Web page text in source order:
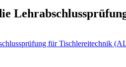
für Tischlereitechnik